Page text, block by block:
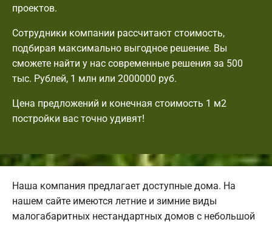
проектов.
Сотрудники компании рассчитают стоимость,
подбирая максимально выгодное решение. Вы
сможете найти у нас современные решения за 500
тыс. Рублей, 1 млн или 2000000 руб.
Цена предложений и конечная стоимость 1 м2
постройки вас точно удивят!
Наша компания предлагает доступные дома. На
нашем сайте имеются летние и зимние виды
малогабаритных нестандартных домов с небольшой